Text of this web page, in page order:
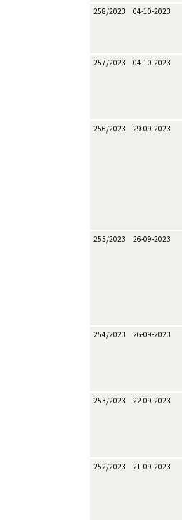
258/2023 04-10-2023
257/2023 04-10-2023
256/2023 29-09-2023
255/2023 26-09-2023
254/2023 26-09-2023
253/2023 22-09-2023
252/2023 21-09-2023